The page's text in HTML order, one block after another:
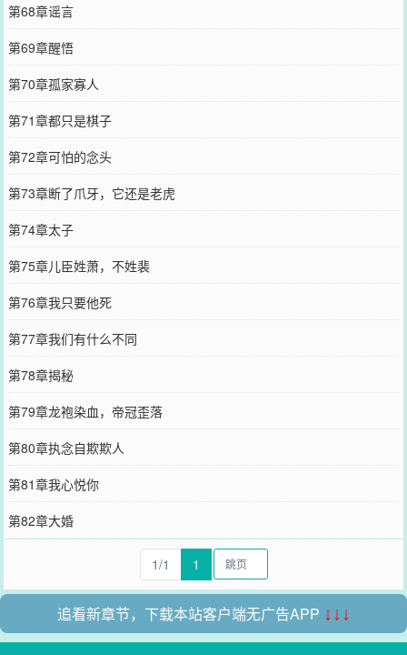
第68章谣言
第69章醒悟
第70章孤家寡人
第71章都只是棋子
第72章可怕的念头
第73章断了爪牙，它还是老虎
第74章太子
第75章儿臣姓萧，不姓裴
第76章我只要他死
第77章我们有什么不同
第78章揭秘
第79章龙袍染血，帝冠歪落
第80章执念自欺欺人
第81章我心悦你
第82章大婚
1/1 1
追看新章节，下载本站客户端无广告APP ↓↓↓